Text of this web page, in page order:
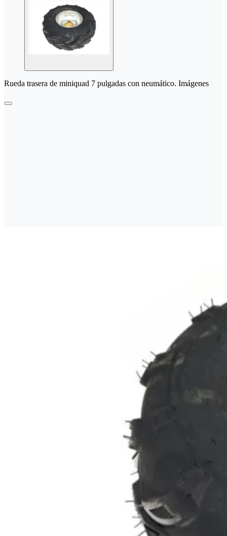
Rueda trasera de miniquad 7 pulgadas con neumático. Imágenes